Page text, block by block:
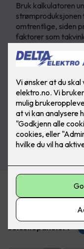
Bruk kalkulatoren
omtrentlige, siden
faktorer som
Beregn pris
Hvor mange m2 av
solcellepaneler?